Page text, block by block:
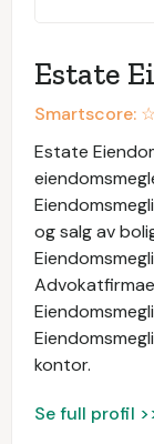
Estate
Smartscore: ☆
Estate
og salg av
kontor.
Se full profil